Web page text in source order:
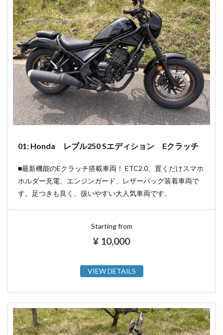
01: Honda レブル250 Sエディション Eクラッチ
■最新機能のEクラッチ搭載車両！ ETC2.0、置くだけスマホ
ホルダー充電、エンジンガード、レザーバッグ装着車両で
す。足つきも良く、扱いやすい大人気車両です。
Starting from
¥ 10,000
VIEW DETAILS